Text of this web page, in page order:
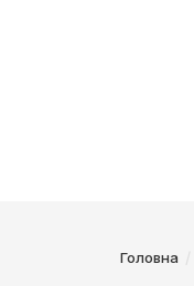
Головна